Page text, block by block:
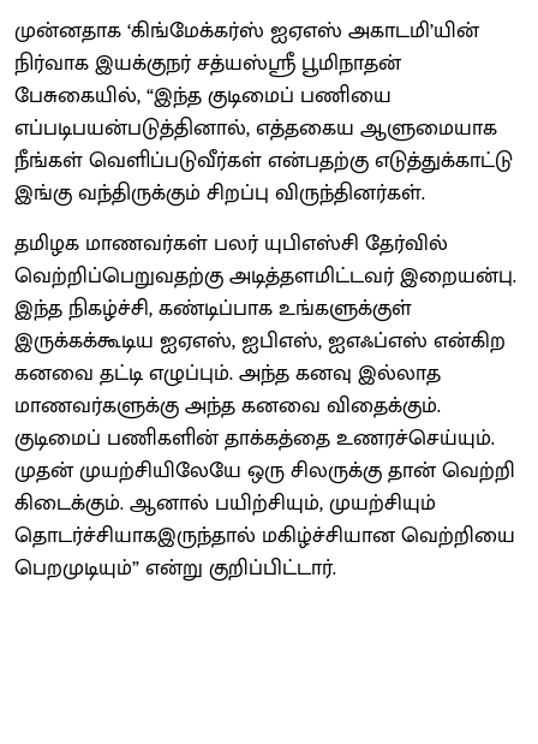
முன்னதாக ‘கிங்மேக்கர்ஸ் ஐஏஎஸ் அகாடமி’யின்
நிர்வாக இயக்குநர் சத்யஸ்ஸ்ரீ பூமிநாதன்
பேசுகையில், “இந்த குடிமைப் பணியை
எப்படிபயன்படுத்தினால், எத்தகைய ஆளுமையாக
நீங்கள் வெளிப்படுவீர்கள் என்பதற்கு எடுத்துக்காட்டு
இங்கு வந்திருக்கும் சிறப்பு விருந்தினர்கள்.
தமிழக மாணவர்கள் பலர் யுபிஎஸ்சி தேர்வில்
வெற்றிப்பெறுவதற்கு அடித்தளமிட்டவர் இறையன்பு.
இந்த நிகழ்ச்சி, கண்டிப்பாக உங்களுக்குள்
இருக்கக்கூடிய ஐஏஎஸ், ஐபிஎஸ், ஐஎஃப்எஸ் என்கிற
கனவை தட்டி எழுப்பும். அந்த கனவு இல்லாத
மாணவர்களுக்கு அந்த கனவை விதைக்கும்.
குடிமைப் பணிகளின் தாக்கத்தை உணரச்செய்யும்.
முதன் முயற்சியிலேயே ஒரு சிலருக்கு தான் வெற்றி
கிடைக்கும். ஆனால் பயிற்சியும், முயற்சியும்
தொடர்ச்சியாகஇருந்தால் மகிழ்ச்சியான வெற்றியை
பெறமுடியும்” என்று குறிப்பிட்டார்.